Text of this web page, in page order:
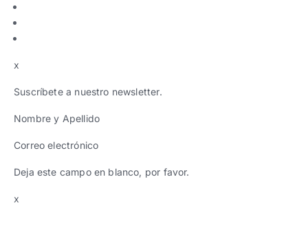
x
Suscríbete a nuestro newsletter.
Nombre y Apellido
Correo electrónico
Deja este campo en blanco, por favor.
x